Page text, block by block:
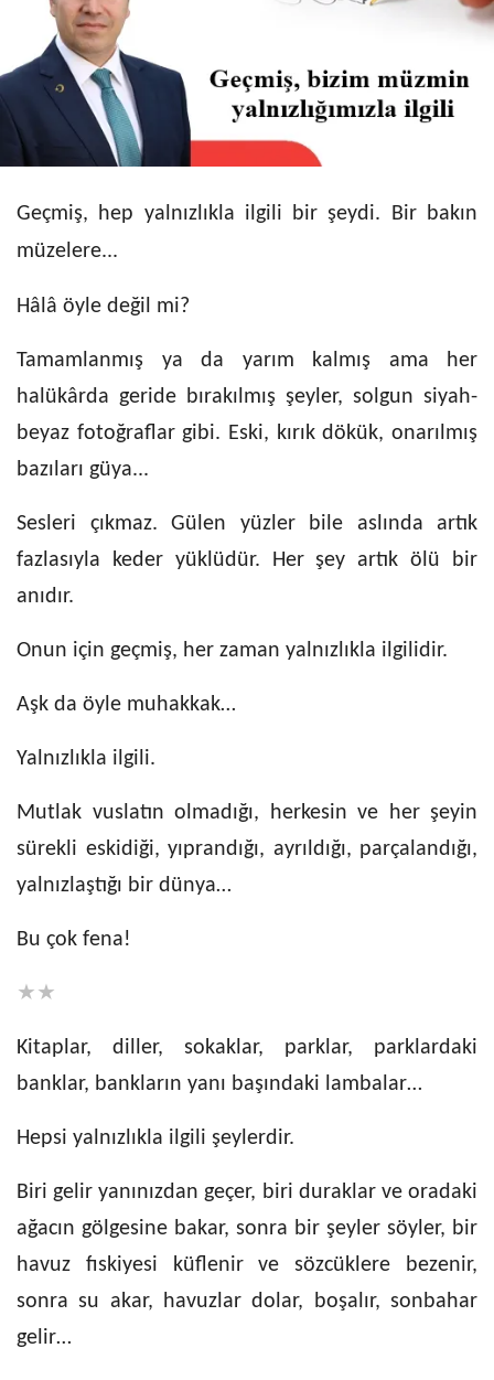
Geçmiş, hep yalnızlıkla ilgili bir şeydi. Bir bakın
müzelere...
Hâlâ öyle değil mi?
Tamamlanmış ya da yarım kalmış ama her
halükârda geride bırakılmış şeyler, solgun siyah-
beyaz fotoğraflar gibi. Eski, kırık dökük, onarılmış
bazıları güya...
Sesleri çıkmaz. Gülen yüzler bile aslında artık
fazlasıyla keder yüklüdür. Her şey artık ölü bir
anıdır.
Onun için geçmiş, her zaman yalnızlıkla ilgilidir.
Aşk da öyle muhakkak…
Yalnızlıkla ilgili.
Mutlak vuslatın olmadığı, herkesin ve her şeyin
sürekli eskidiği, yıprandığı, ayrıldığı, parçalandığı,
yalnızlaştığı bir dünya…
Bu çok fena!
★★
Kitaplar, diller, sokaklar, parklar, parklardaki
banklar, bankların yanı başındaki lambalar…
Hepsi yalnızlıkla ilgili şeylerdir.
Biri gelir yanınızdan geçer, biri duraklar ve oradaki
ağacın gölgesine bakar, sonra bir şeyler söyler, bir
havuz fıskiyesi küflenir ve sözcüklere bezenir,
sonra su akar, havuzlar dolar, boşalır, sonbahar
gelir…